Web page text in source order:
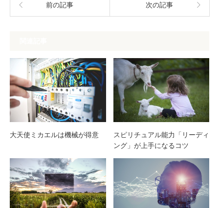
前の記事 次の記事
大天使ミカエルは機械が得意
スピリチュアル能力「リーディ
ング」が上手になるコツ